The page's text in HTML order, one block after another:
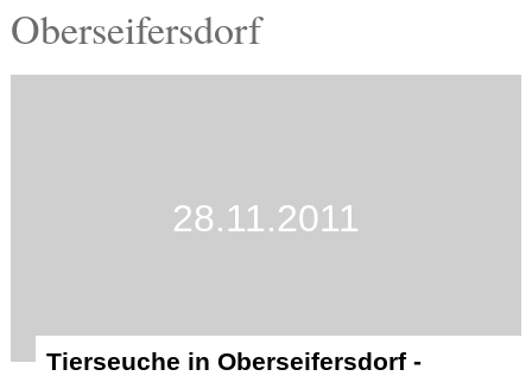
Kultur
Oberseifersdorf
28.11.2011
Tierseuche in Oberseifersdorf -